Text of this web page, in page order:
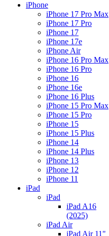
iPhone
iPhone 17 Pro Max
iPhone 17 Pro
iPhone 17
iPhone 17e
iPhone Air
iPhone 16 Pro Max
iPhone 16 Pro
iPhone 16
iPhone 16e
iPhone 16 Plus
iPhone 15 Pro Max
iPhone 15 Pro
iPhone 15
iPhone 15 Plus
iPhone 14
iPhone 14 Plus
iPhone 13
iPhone 12
iPhone 11
iPad
iPad
iPad A16
(2025)
iPad Air
iPad Air 11"